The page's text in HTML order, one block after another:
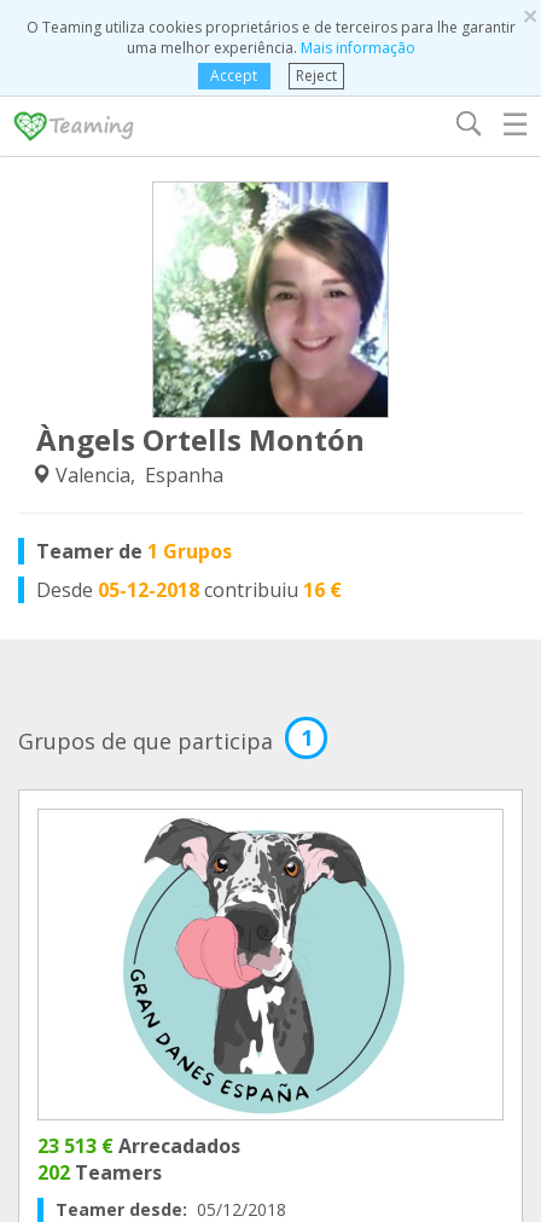
×
O Teaming utiliza cookies proprietários e de terceiros para lhe garantir
uma melhor experiência. Mais informação
Accept
Reject
☰
Àngels Ortells Montón
Valencia, Espanha
Teamer de 1 Grupos
Desde 05-12-2018contribuiu 16 €
Grupos de que participa 1
23 513 €Arrecadados
202 Teamers
Teamer desde: 05/12/2018